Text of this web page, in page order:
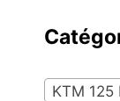
KTM